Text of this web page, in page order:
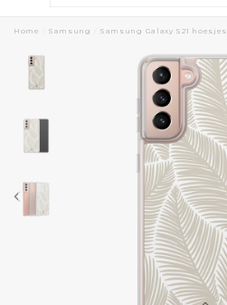
Home Samsung Samsung Galaxy S21 hoesjes